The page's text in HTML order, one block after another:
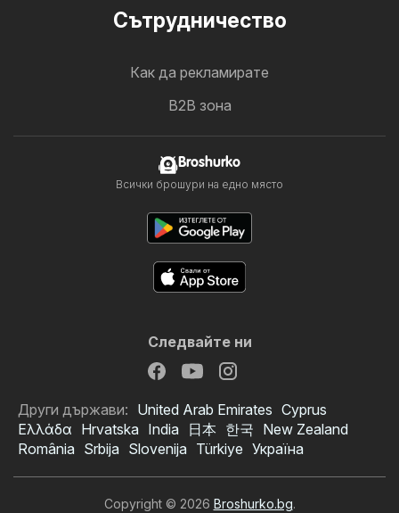
Cътрудничество
Как да рекламирате
B2B зона
Broshurko
Всички брошури на едно място
Следвайте ни
Други държави: United Arab Emirates Cyprus
Ελλάδα Hrvatska India 日本 한국 New Zealand
România Srbija Slovenija Türkiye Україна
Copyright © 2026 Broshurko.bg.